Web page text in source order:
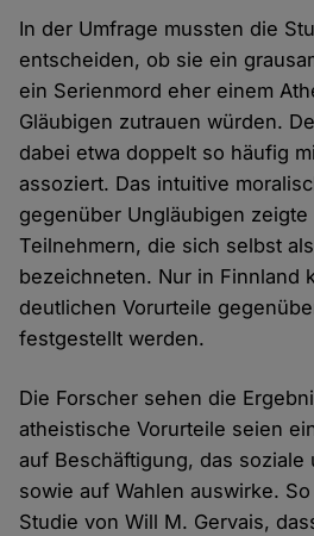
In der Umfrage mussten die
entscheiden, ob sie ein
ein Serienmord eher einem
Gläubigen zutrauen würden.
dabei etwa doppelt so häufig
assoziert. Das intuitive
gegenüber Ungläubigen
Teilnehmern, die sich selbst
bezeichneten. Nur in Finnland
deutlichen Vorurteile
festgestellt werden.
Die Forscher sehen die
atheistische Vorurteile seien
auf Beschäftigung, das soziale
sowie auf Wahlen auswirke.
Studie von Will M. Gervais,